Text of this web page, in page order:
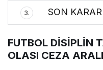
3. SON
FUTBOL DİSİPLİN
OLASI CEZA